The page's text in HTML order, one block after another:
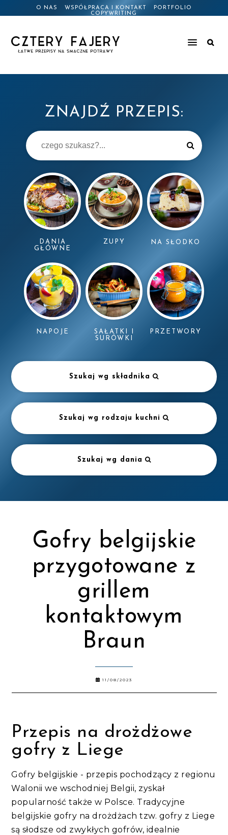
O NAS WSPÓŁPRACA I KONTAKT
PORTFOLIO
COPYWRITING
ZNAJDŹ PRZEPIS:
DANIA
GŁÓWNE
ZUPY NA SŁODKO
NAPOJE
SAŁATKI I
SURÓWKI
PRZETWORY
Szukaj wg składnika
Szukaj wg rodzaju kuchni
Szukaj wg dania
Gofry belgijskie
przygotowane z
grillem
kontaktowym
Braun
11/08/2023
Przepis na drożdżowe
gofry z Liege
Gofry belgijskie - przepis pochodzący z regionu
Walonii we wschodniej Belgii, zyskał
popularność także w Polsce. Tradycyjne
belgijskie gofry na drożdżach tzw. gofry z Liege
są słodsze od zwykłych gofrów, idealnie